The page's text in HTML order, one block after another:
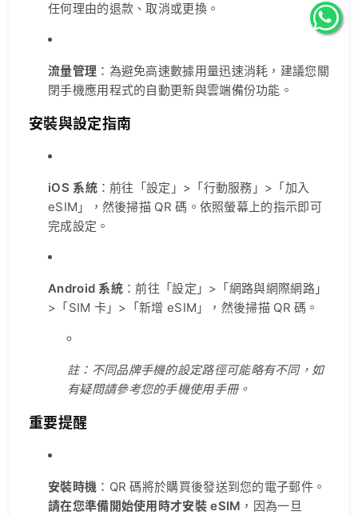
任何理由的退款、取消或更換。
流量管理 ：為避免高速數據用量迅速消耗，建議您關
閉手機應用程式的自動更新與雲端備份功能。
安裝與設定指南
iOS 系統：前往「設定」>「行動服務」>「加入
eSIM」，然後掃描 QR 碼。依照螢幕上的指示即可
完成設定。
Android 系統 ：前往「設定」>「網路與網際網路」
>「SIM 卡」>「新增 eSIM」，然後掃描 QR 碼。
註：不同品牌手機的設定路徑可能略有不同，如
有疑問請參考您的手機使用手冊。
重要提醒
安裝時機 ：QR 碼將於購買後發送到您的電子郵件。
請在您準備開始使用時才安裝 eSIM ，因為一旦